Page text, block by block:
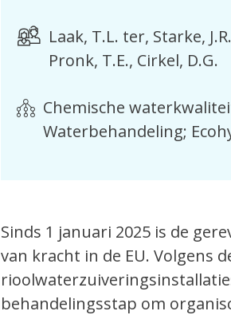
Laak, T.L. ter Starke, J.R.
Pronk, T.E. Cirkel, D.G.
Chemische
Waterbehandeling;
Sinds 1 januari 2025 is de
van kracht in de EU. Volgens
behandelingsstap om